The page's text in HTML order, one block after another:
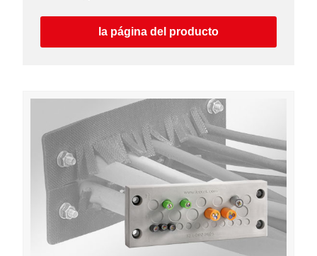
la página del producto